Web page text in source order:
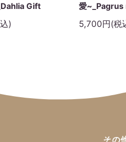
Gift
)
愛
5,700円(税
その